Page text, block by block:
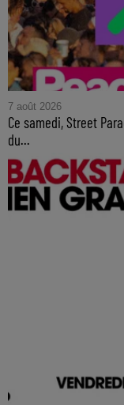
7 août 2026
Ce samedi, Street
du...